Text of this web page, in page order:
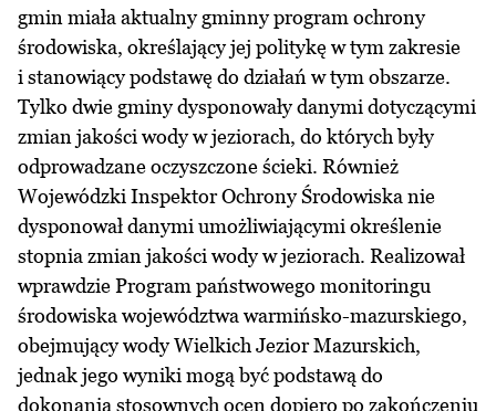
gmin miała aktualny gminny program ochrony
środowiska, określający jej politykę w tym zakresie
i stanowiący podstawę do działań w tym obszarze.
Tylko dwie gminy dysponowały danymi dotyczącymi
zmian jakości wody w jeziorach, do których były
odprowadzane oczyszczone ścieki. Również
Wojewódzki Inspektor Ochrony Środowiska nie
dysponował danymi umożliwiającymi określenie
stopnia zmian jakości wody w jeziorach. Realizował
wprawdzie Program państwowego monitoringu
środowiska województwa warmińsko-mazurskiego,
obejmujący wody Wielkich Jezior Mazurskich,
jednak jego wyniki mogą być podstawą do
dokonania stosownych ocen dopiero po zakończeniu